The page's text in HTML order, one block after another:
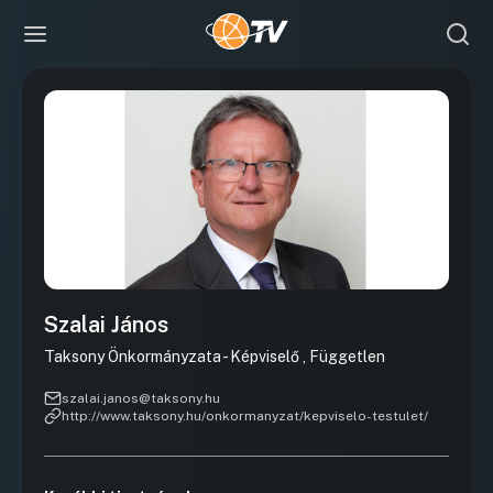
Szalai János
Taksony Önkormányzata - Képviselő , Független
szalai.janos@taksony.hu
http://www.taksony.hu/onkormanyzat/kepviselo-testulet/